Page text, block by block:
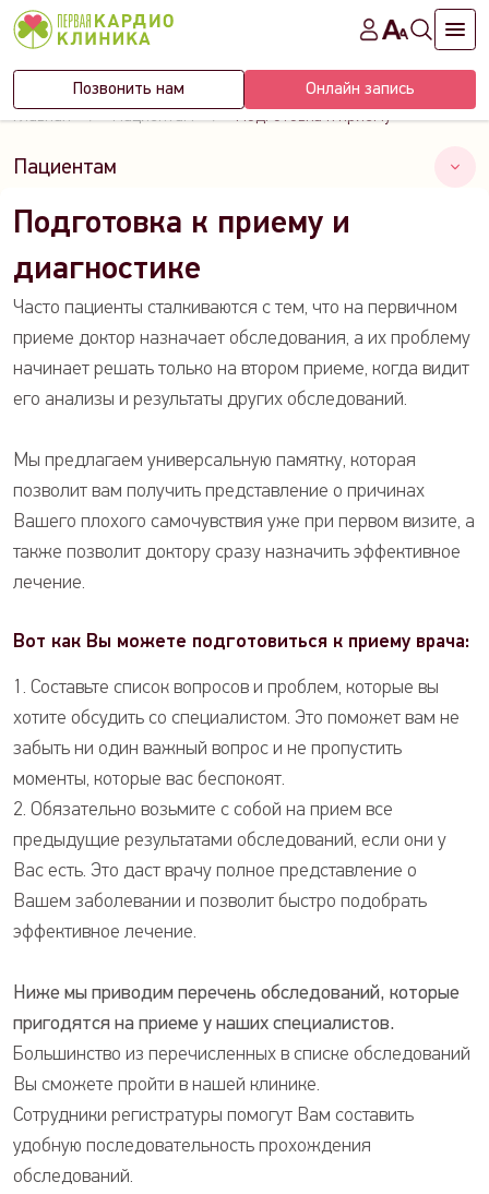
Позвонить нам
Онлайн запись
Главная
Пациентам Подготовка к приему
Подготовка к приему и
диагностике
Часто пациенты сталкиваются с тем, что на первичном
приеме доктор назначает обследования, а их проблему
начинает решать только на втором приеме, когда видит
его анализы и результаты других обследований.
Мы предлагаем универсальную памятку, которая
позволит вам получить представление о причинах
Вашего плохого самочувствия уже при первом визите, а
также позволит доктору сразу назначить эффективное
лечение.
Вот как Вы можете подготовиться к приему врача:
1. Составьте список вопросов и проблем, которые вы
хотите обсудить со специалистом. Это поможет вам не
забыть ни один важный вопрос и не пропустить
моменты, которые вас беспокоят.
2. Обязательно возьмите с собой на прием все
предыдущие результатами обследований, если они у
Вас есть. Это даст врачу полное представление о
Вашем заболевании и позволит быстро подобрать
эффективное лечение.
Ниже мы приводим перечень обследований, которые
пригодятся на приеме у наших специалистов.
Большинство из перечисленных в списке обследований
Вы сможете пройти в нашей клинике.
Сотрудники регистратуры помогут Вам составить
удобную последовательность прохождения
обследований.
Пациентам
Оценка риска сердечно-сосудистых заболеваний
Подготовка к приему
Допуски от кардиолога
Отзывы
СМИ о нас
Вопрос-ответ